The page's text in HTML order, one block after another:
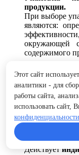
продукции.
При выборе
являются:
окружающей
содержимого
Вид упаковки
способа
заказчиком.
в зависимости
Подробнее..
Действует
Этот сайт
аналитики - для
работы сайта,
использовать сайт,
конфиденциальности